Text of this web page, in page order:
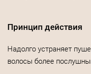
Принцип действия
Надолго устраняет
волосы более